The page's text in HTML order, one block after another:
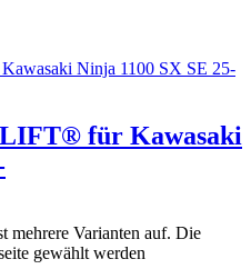
für Kawasaki
mehrere Varianten auf. Die
gewählt werden